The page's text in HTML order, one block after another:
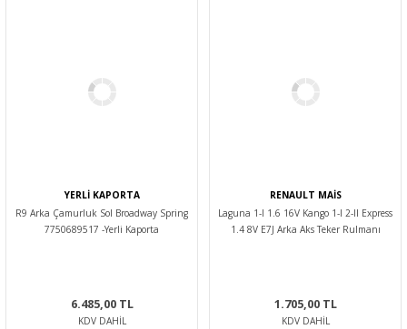
YERLİ KAPORTA
R9 Arka Çamurluk Sol Broadway Spring
7750689517 -Yerli Kaporta
6.485,00 TL
KDV DAHIL
RENAULT MAİS
Laguna 1-I 1.6 16V Kango 1-I 2-II Express
1.4 8V E7J Arka Aks Teker Rulmanı
1.705,00 TL
KDV DAHIL